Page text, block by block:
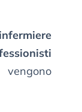
infermiere